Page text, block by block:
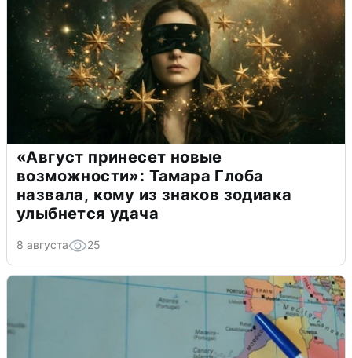
«Август принесет новые
возможности»: Тамара Глоба
назвала, кому из знаков зодиака
улыбнется удача
8 августа 25